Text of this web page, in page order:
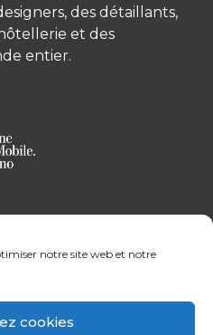
notre site web et notre
cookies
des détaillants,
et des
entier.
107 647
26 43 98